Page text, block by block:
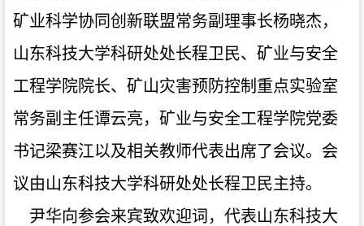
矿业科学协同创新联盟常务副理事长杨晓杰，
山东科技大学科研处处长程卫民、矿业与安全
工程学院院长、矿山灾害预防控制重点实验室
常务副主任谭云亮，矿业与安全工程学院党委
书记梁赛江以及相关教师代表出席了会议。会
议由山东科技大学科研处处长程卫民主持。
尹华向参会来宾致欢迎词，代表山东科技大